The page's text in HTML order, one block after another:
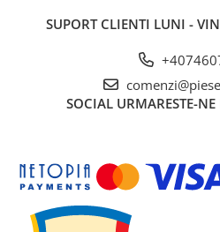
SUPORT CLIENTI LUNI -
SOCIAL URMARESTE-